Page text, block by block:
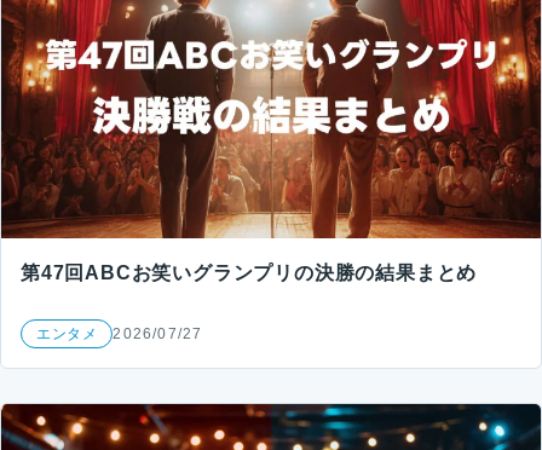
第47回ABCお笑いグランプリの決勝の結果まとめ
エンタメ 2026/07/27